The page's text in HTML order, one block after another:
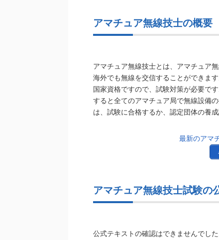
アマチュア無線技士の概要
アマチュア無線技士とは、アマチュア
海外でも無線を交信することができま
国家資格ですので、試験対策が必要で
すると全てのアマチュア局で無線設備
は、試験に合格するか、認定団体の養
最新のアマ
アマチュア無線技士試験の
公式テキストの確認はできませんでし